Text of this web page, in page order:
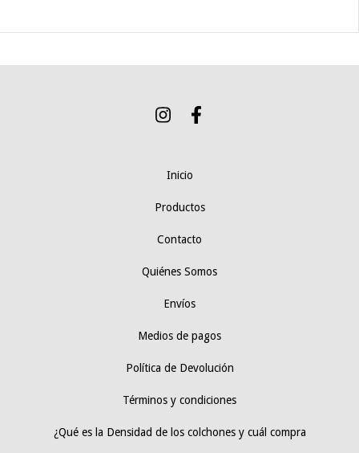
Inicio
Productos
Contacto
Quiénes Somos
Envíos
Medios de pagos
Política de Devolución
Términos y condiciones
¿Qué es la Densidad de los colchones y cuál compra